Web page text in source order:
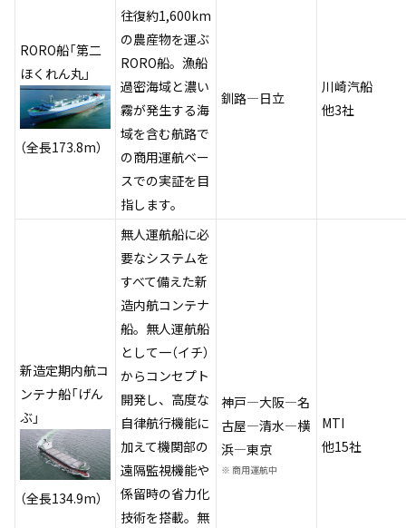
RORO船「第二
ほくれん丸」
（全長173.8m）
往復約1,600km
の農産物を運ぶ
RORO船。漁船
過密海域と濃い
霧が発生する海
域を含む航路で
の商用運航ベー
スでの実証を目
指します。
釧路―日立
川崎汽船
他3社
新造定期内航コ
ンテナ船「げん
ぶ」
（全長134.9m）
無人運航船に必
要なシステムを
すべて備えた新
造内航コンテナ
船。無人運航船
として一（イチ）
からコンセプト
開発し、高度な
自律航行機能に
加えて機関部の
遠隔監視機能や
係留時の省力化
技術を搭載。無
神戸―大阪―名
古屋―清水―横
浜―東京
※ 商用運航中
MTI
他15社